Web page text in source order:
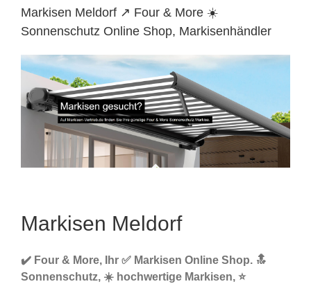
Markisen Meldorf ↗️ Four & More ☀️
Sonnenschutz Online Shop, Markisenhändler
Markisen Meldorf
✔️ Four & More, Ihr ✅ Markisen Online Shop. 🔝
Sonnenschutz, ☀️ hochwertige Markisen, ⭐